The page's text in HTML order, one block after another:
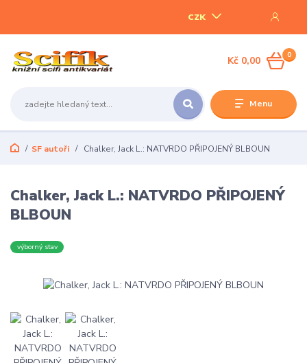
Menu
CZK
0
Kč 0,00
SF autoři Chalker, Jack L.: NATVRDO PŘIPOJENÝ BLBOUN
Chalker, Jack L.: NATVRDO PŘIPOJENÝ
BLBOUN
výborný stav